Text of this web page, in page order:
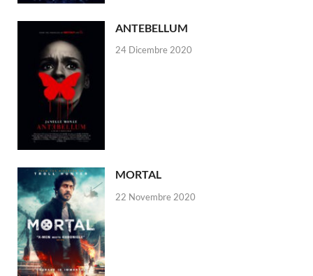
ANTEBELLUM
24 Dicembre 2020
MORTAL
22 Novembre 2020